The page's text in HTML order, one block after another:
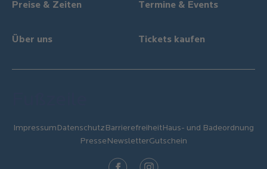
Preise & Zeiten Termine & Events
Über uns Tickets kaufen
Impressum Datenschutz BarrierefreiheitHaus- und Badeordnung
Presse NewsletterGutschein
FacebookInstagram